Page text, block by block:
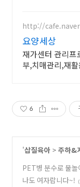
http://
요양세상
재가센터 관리프
부,치매관리,재
6
'삽질육아 > 주하&
PET병 분수로 물놀
나도 여자랍니다~!